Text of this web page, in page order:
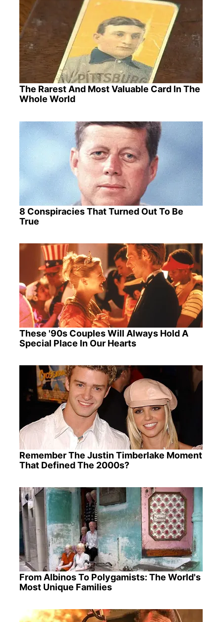
The Rarest And Most Valuable Card In The
Whole World
8 Conspiracies That Turned Out To Be
True
These '90s Couples Will Always Hold A
Special Place In Our Hearts
Remember The Justin Timberlake Moment
That Defined The 2000s?
From Albinos To Polygamists: The World's
Most Unique Families